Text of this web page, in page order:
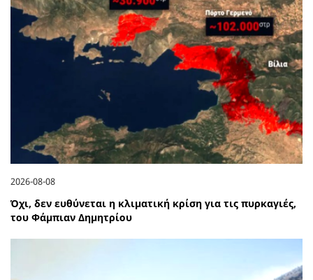
2026-08-08
Όχι, δεν ευθύνεται η κλιματική κρίση για τις πυρκαγιές,
του Φάμπιαν Δημητρίου